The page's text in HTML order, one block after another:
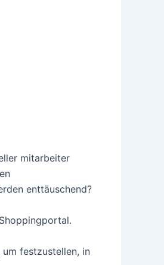
mitarbeiter
enttäuschend?
festzustellen, in